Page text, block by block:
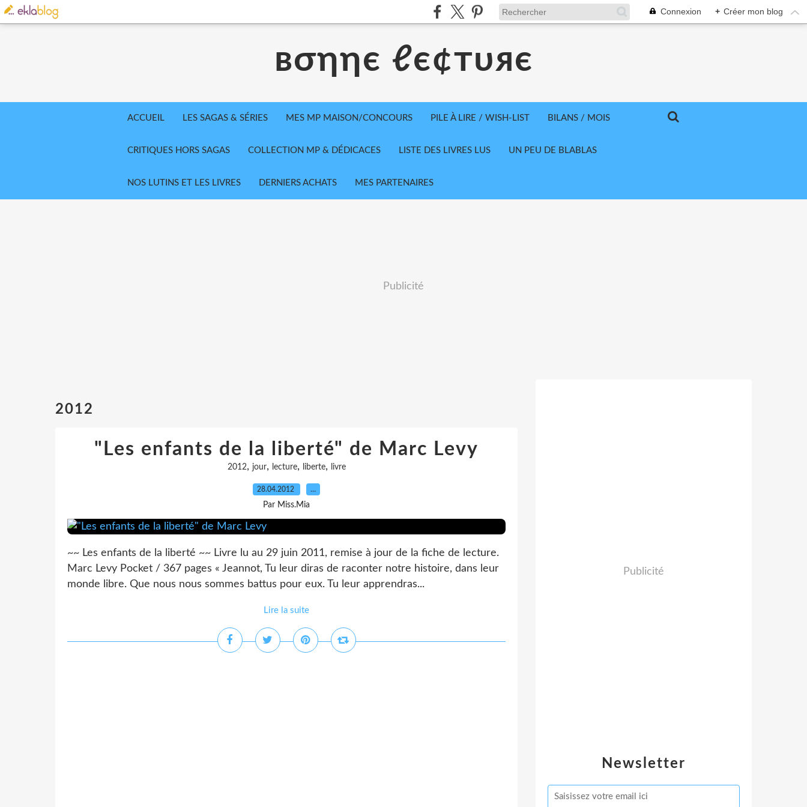
Connexion + Créer mon blog
вσηηє ℓє¢тυяє
ACCUEIL LES SAGAS & SÉRIES MES MP MAISON/CONCOURS PILE À LIRE / WISH-LIST BILANS / MOIS
CRITIQUES HORS SAGAS COLLECTION MP & DÉDICACES LISTE DES LIVRES LUS UN PEU DE BLABLAS
NOS LUTINS ET LES LIVRES DERNIERS ACHATS MES PARTENAIRES
Publicité
2012
"Les enfants de la liberté" de Marc Levy
2012, jour, lecture, liberte, livre
28.04.2012 …
Par Miss.Mia
~~ Les enfants de la liberté ~~ Livre lu au 29 juin 2011, remise à jour de la fiche de lecture.
Marc Levy Pocket / 367 pages « Jeannot, Tu leur diras de raconter notre histoire, dans leur
monde libre. Que nous nous sommes battus pour eux. Tu leur apprendras...
Lire la suite
Newsletter
Publicité